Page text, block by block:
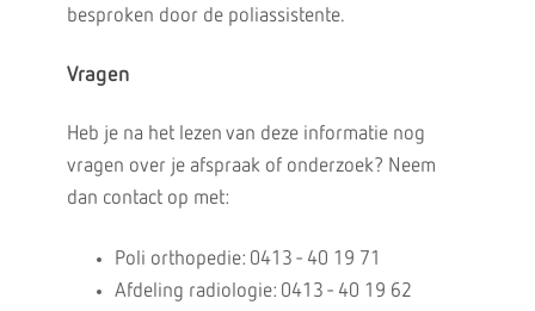
besproken door de poliassistente.
Vragen
Heb je na het lezen van deze informatie nog
vragen over je afspraak of onderzoek? Neem
dan contact op met:
Poli orthopedie: 0413 - 40 19 71
Afdeling radiologie: 0413 - 40 19 62